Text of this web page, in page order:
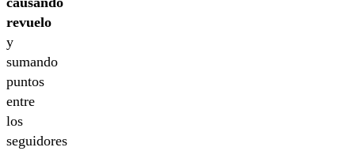
revuelo
y
sumando
puntos
entre
los
seguidores